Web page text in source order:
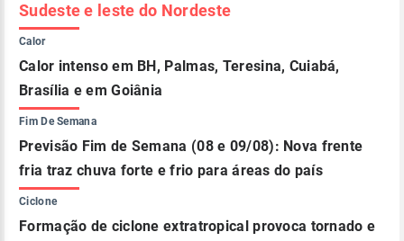
Sudeste e leste do Nordeste
Calor
Calor intenso em BH, Palmas, Teresina, Cuiabá,
Brasília e em Goiânia
Fim De Semana
Previsão Fim de Semana (08 e 09/08): Nova frente
fria traz chuva forte e frio para áreas do país
Ciclone
Formação de ciclone extratropical provoca tornado e